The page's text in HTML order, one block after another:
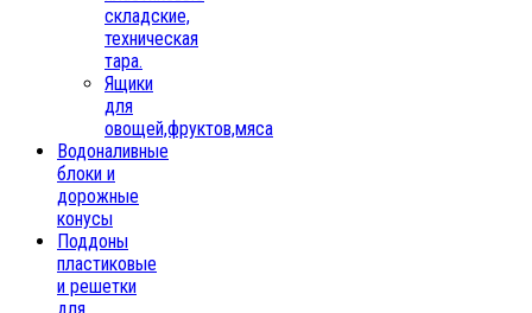
складские,
техническая
тара.
Ящики
для
овощей,фруктов,мяса
Водоналивные
блоки и
дорожные
конусы
Поддоны
пластиковые
и решетки